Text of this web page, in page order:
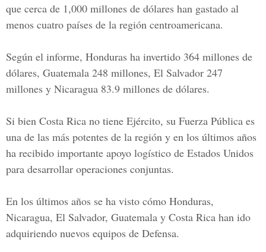
que cerca de 1,000 millones de dólares han gastado al
menos cuatro países de la región centroamericana.
Según el informe, Honduras ha invertido 364 millones de
dólares, Guatemala 248 millones, El Salvador 247
millones y Nicaragua 83.9 millones de dólares.
Si bien Costa Rica no tiene Ejército, su Fuerza Pública es
una de las más potentes de la región y en los últimos años
ha recibido importante apoyo logístico de Estados Unidos
para desarrollar operaciones conjuntas.
En los últimos años se ha visto cómo Honduras,
Nicaragua, El Salvador, Guatemala y Costa Rica han ido
adquiriendo nuevos equipos de Defensa.